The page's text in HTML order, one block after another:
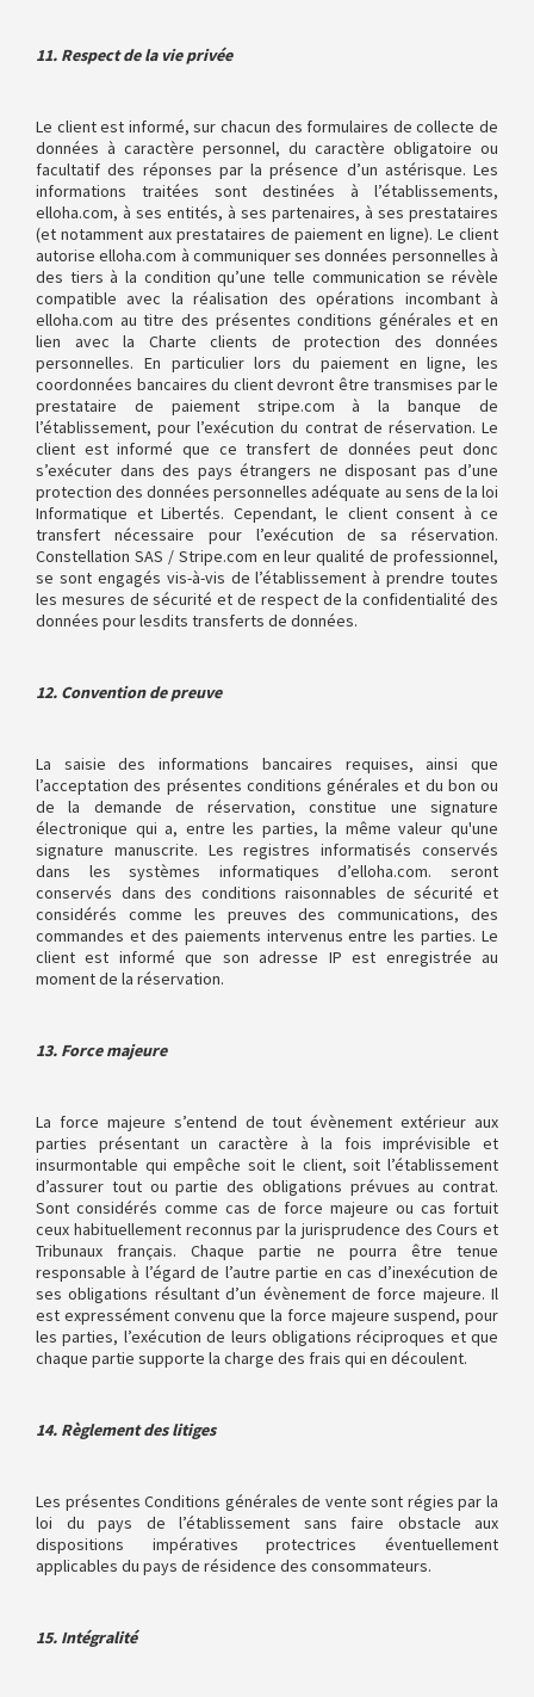
11. Respect de la vie privée
Le client est informé, sur chacun des formulaires de collecte de
données à caractère personnel, du caractère obligatoire ou
facultatif des réponses par la présence d’un astérisque. Les
informations traitées sont destinées à l’établissements,
elloha.com, à ses entités, à ses partenaires, à ses prestataires
(et notamment aux prestataires de paiement en ligne). Le client
autorise elloha.com à communiquer ses données personnelles à
des tiers à la condition qu’une telle communication se révèle
compatible avec la réalisation des opérations incombant à
elloha.com au titre des présentes conditions générales et en
lien avec la Charte clients de protection des données
personnelles. En particulier lors du paiement en ligne, les
coordonnées bancaires du client devront être transmises par le
prestataire de paiement stripe.com à la banque de
l’établissement, pour l’exécution du contrat de réservation. Le
client est informé que ce transfert de données peut donc
s’exécuter dans des pays étrangers ne disposant pas d’une
protection des données personnelles adéquate au sens de la loi
Informatique et Libertés. Cependant, le client consent à ce
transfert nécessaire pour l’exécution de sa réservation.
Constellation SAS / Stripe.com en leur qualité de professionnel,
se sont engagés vis-à-vis de l’établissement à prendre toutes
les mesures de sécurité et de respect de la confidentialité des
données pour lesdits transferts de données.
12. Convention de preuve
La saisie des informations bancaires requises, ainsi que
l’acceptation des présentes conditions générales et du bon ou
de la demande de réservation, constitue une signature
électronique qui a, entre les parties, la même valeur qu'une
signature manuscrite. Les registres informatisés conservés
dans les systèmes informatiques d’elloha.com. seront
conservés dans des conditions raisonnables de sécurité et
considérés comme les preuves des communications, des
commandes et des paiements intervenus entre les parties. Le
client est informé que son adresse IP est enregistrée au
moment de la réservation.
13. Force majeure
La force majeure s’entend de tout évènement extérieur aux
parties présentant un caractère à la fois imprévisible et
insurmontable qui empêche soit le client, soit l’établissement
d’assurer tout ou partie des obligations prévues au contrat.
Sont considérés comme cas de force majeure ou cas fortuit
ceux habituellement reconnus par la jurisprudence des Cours et
Tribunaux français. Chaque partie ne pourra être tenue
responsable à l’égard de l’autre partie en cas d’inexécution de
ses obligations résultant d’un évènement de force majeure. Il
est expressément convenu que la force majeure suspend, pour
les parties, l’exécution de leurs obligations réciproques et que
chaque partie supporte la charge des frais qui en découlent.
14. Règlement des litiges
Les présentes Conditions générales de vente sont régies par la
loi du pays de l’établissement sans faire obstacle aux
dispositions impératives protectrices éventuellement
applicables du pays de résidence des consommateurs.
15. Intégralité